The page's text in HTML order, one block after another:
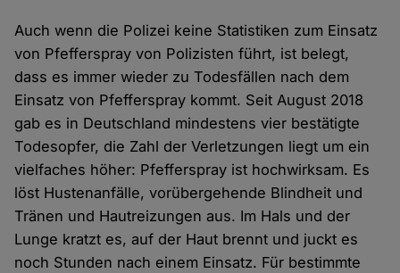
Auch wenn die Polizei keine Statistiken zum Einsatz
von Pfefferspray von Polizisten führt, ist belegt,
dass es immer wieder zu Todesfällen nach dem
Einsatz von Pfefferspray kommt. Seit August 2018
gab es in Deutschland mindestens vier bestätigte
Todesopfer, die Zahl der Verletzungen liegt um ein
vielfaches höher: Pfefferspray ist hochwirksam. Es
löst Hustenanfälle, vorübergehende Blindheit und
Tränen und Hautreizungen aus. Im Hals und der
Lunge kratzt es, auf der Haut brennt und juckt es
noch Stunden nach einem Einsatz. Für bestimmte